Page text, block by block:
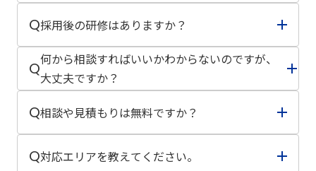
ご安心ください。
Aはフォーマルを推奨しています。
Q採用後の研修はありますか？
A 新入社員向けに全社オリエンテーションと職種別専門
研修を実施しています。
Q何から相談すればいいかわからないのですが、
大丈夫ですか？
Aを効率化したい」「ホームページを作りたい」など、
課題が漠然としていても問題ありません。現状をヒア
リングし最適な解決方法をご提案します。
Q相談や見積もりは無料ですか？
Aです。お気軽にお問い合わせください。
Q対応エリアを教えてください。